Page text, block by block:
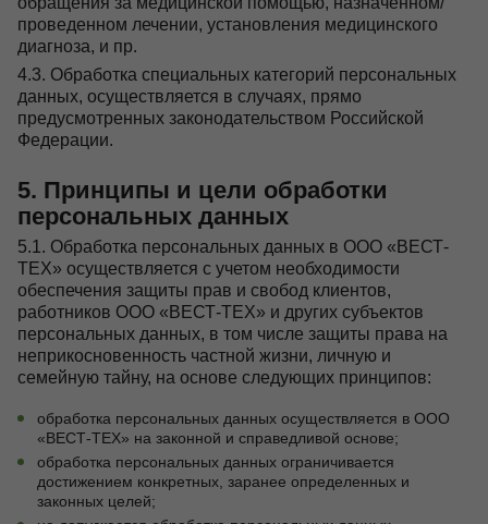
проведенном лечении, установления медицинского
диагноза, и пр.
4.3. Обработка специальных категорий персональных
данных, осуществляется в случаях, прямо
предусмотренных законодательством Российской
Федерации.
5. Принципы и цели обработки
персональных данных
5.1. Обработка персональных данных в ООО «ВЕСТ-
ТЕХ» осуществляется с учетом необходимости
обеспечения защиты прав и свобод клиентов,
работников ООО «ВЕСТ-ТЕХ» и других субъектов
персональных данных, в том числе защиты права на
неприкосновенность частной жизни, личную и
семейную тайну, на основе следующих принципов:
обработка персональных данных осуществляется в ООО
«ВЕСТ-ТЕХ» на законной и справедливой основе;
обработка персональных данных ограничивается
достижением конкретных, заранее определенных и
законных целей;